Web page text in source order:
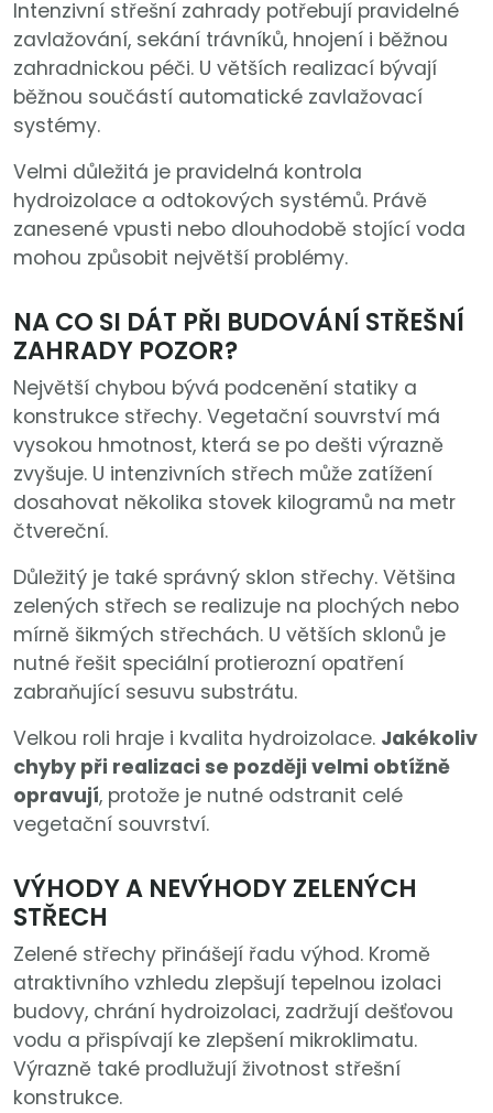
Intenzivní střešní zahrady potřebují pravidelné
zavlažování, sekání trávníků, hnojení i běžnou
zahradnickou péči. U větších realizací bývají
běžnou součástí automatické zavlažovací
systémy.
Velmi důležitá je pravidelná kontrola
hydroizolace a odtokových systémů. Právě
zanesené vpusti nebo dlouhodobě stojící voda
mohou způsobit největší problémy.
NA CO SI DÁT PŘI BUDOVÁNÍ STŘEŠNÍ
ZAHRADY POZOR?
Největší chybou bývá podcenění statiky a
konstrukce střechy. Vegetační souvrství má
vysokou hmotnost, která se po dešti výrazně
zvyšuje. U intenzivních střech může zatížení
dosahovat několika stovek kilogramů na metr
čtvereční.
Důležitý je také správný sklon střechy. Většina
zelených střech se realizuje na plochých nebo
mírně šikmých střechách. U větších sklonů je
nutné řešit speciální protierozní opatření
zabraňující sesuvu substrátu.
Velkou roli hraje i kvalita hydroizolace. Jakékoliv
chyby při realizaci se později velmi obtížně
opravují, protože je nutné odstranit celé
vegetační souvrství.
VÝHODY A NEVÝHODY ZELENÝCH
STŘECH
Zelené střechy přinášejí řadu výhod. Kromě
atraktivního vzhledu zlepšují tepelnou izolaci
budovy, chrání hydroizolaci, zadržují dešťovou
vodu a přispívají ke zlepšení mikroklimatu.
Výrazně také prodlužují životnost střešní
konstrukce.